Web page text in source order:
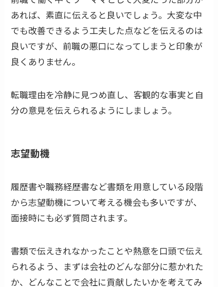
あれば、素直に伝えると良いでしょう。大変な中
でも改善できるよう工夫した点などを伝えるのは
良いですが、前職の悪口になってしまうと印象が
良くありません。
転職理由を冷静に見つめ直し、客観的な事実と自
分の意見を伝えられるようにしましょう。
志望動機
履歴書や職務経歴書など書類を用意している段階
から志望動機について考える機会も多いですが、
面接時にも必ず質問されます。
書類で伝えきれなかったことや熱意を口頭で伝え
られるよう、まずは会社のどんな部分に惹かれた
か、どんなことで会社に貢献したいかを考えてみ